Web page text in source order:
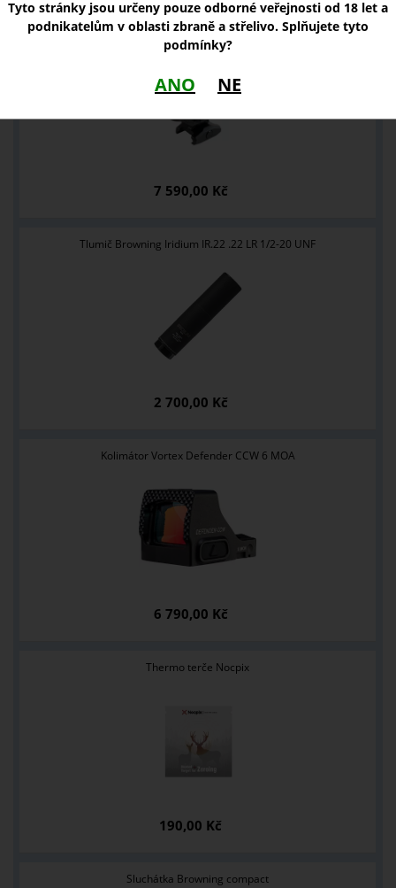
Kolimátor Holosun ARO EVO RD2
7 590,00 Kč
Tlumič Browning Iridium IR.22 .22 LR 1/2-20 UNF
2 700,00 Kč
Kolimátor Vortex Defender CCW 6 MOA
6 790,00 Kč
Thermo terče Nocpix
190,00 Kč
Sluchátka Browning compact
Tyto stránky jsou určeny pouze odborné veřejnosti od 18 let a
podnikatelům v oblasti zbraně a střelivo. Splňujete tyto
podmínky?
ANO NE